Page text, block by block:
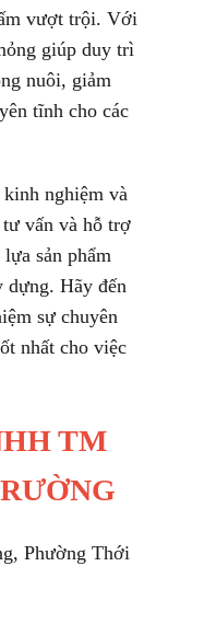
vượt trội. Với
giúp duy trì
nuôi, giảm
tĩnh cho các
nghiệm và
tư vấn và hỗ trợ
sản phẩm
dựng. Hãy đến
sự chuyên
nhất cho việc
TM
Phường Thới